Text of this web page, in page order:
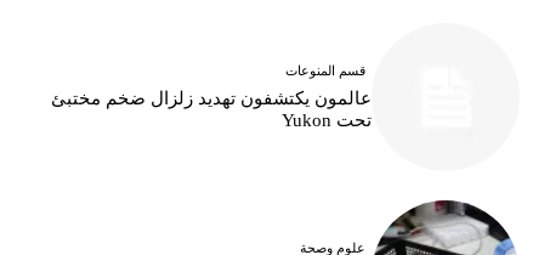
قسم المنوعات
عالمون يكتشفون تهديد زلزال ضخم مختبئ
تحت Yukon
علوم وصحة